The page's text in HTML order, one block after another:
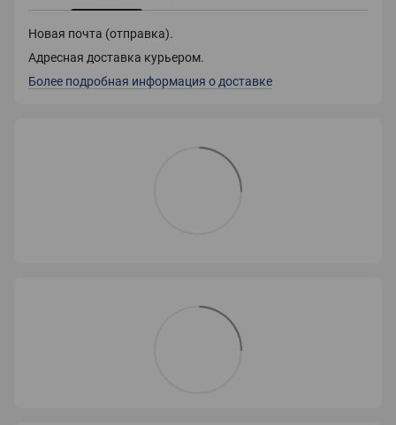
Новая почта (отправка).
Адресная доставка курьером.
Более подробная информация о доставке